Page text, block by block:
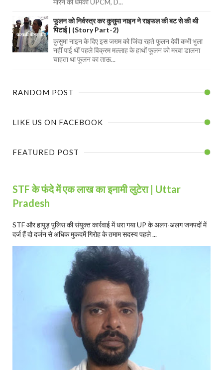
फूलन को निर्वस्त्र कर कुसुमा नाइन ने राइफल की बट से की थी
पिटाई | (Story Part-2)
कुसुमा नाइन के दिए इस जख्म को जिंदा रहते फूलन देवी कभी भुला
नहीं पाई थीं पहले विक्रम मल्लाह के हाथों फूलन को मरवा डालना
चाहता था फूलन का ताऊ...
RANDOM POST
LIKE US ON FACEBOOK
FEATURED POST
STF के फंदे में एक लाख का इनामी लुटेरा | Uttar
Pradesh
STF और हापुड़ पुलिस की संयुक्त कार्रवाई में धरा गया UP के अलग-अलग जनपदों में
दर्ज हैं दो दर्जन से अधिक मुकदमें गिरोह के तमाम सदस्य पहले ...